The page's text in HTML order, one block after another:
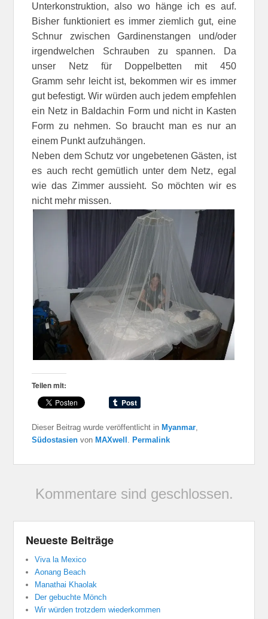
Unterkonstruktion, also wo hänge ich es auf.
Bisher funktioniert es immer ziemlich gut, eine
Schnur zwischen Gardinenstangen und/oder
irgendwelchen Schrauben zu spannen. Da
unser Netz für Doppelbetten mit 450
Gramm sehr leicht ist, bekommen wir es immer
gut befestigt. Wir würden auch jedem empfehlen
ein Netz in Baldachin Form und nicht in Kasten
Form zu nehmen. So braucht man es nur an
einem Punkt aufzuhängen.
Neben dem Schutz vor ungebetenen Gästen, ist
es auch recht gemütlich unter dem Netz, egal
wie das Zimmer aussieht. So möchten wir es
nicht mehr missen.
Teilen mit:
Dieser Beitrag wurde veröffentlicht in Myanmar
Südostasien von MAXwell Permalink
Kommentare sind geschlossen.
Neueste Beiträge
Viva la Mexico
Aonang Beach
Manathai Khaolak
Der gebuchte Mönch
Wir würden trotzdem wiederkommen